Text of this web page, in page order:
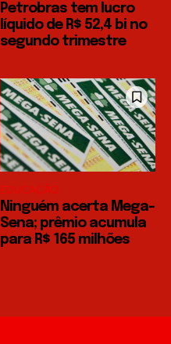
Petrobras tem lucro
líquido de R$ 52,4 bi no
segundo trimestre
EDUCAÇÃO
Ninguém acerta Mega-
Sena; prêmio acumula
para R$ 165 milhões